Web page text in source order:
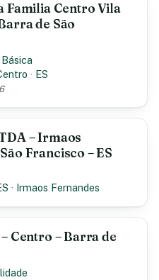
Familia Centro Vila
de São
· ES
– Irmaos
Francisco – ES
· Irmaos Fernandes
Centro – Barra de